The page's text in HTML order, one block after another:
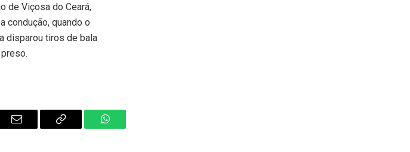
de Viçosa do Ceará,
condução, quando o
disparou tiros de bala
Email
Copy
WhatsApp